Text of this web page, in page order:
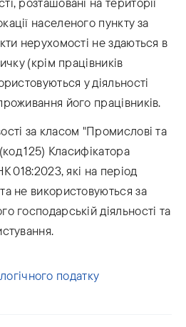
населеного пункту за
нерухомості не здаються в
(крім працівників
у діяльності
його працівників.
за класом "Промислові та
125) Класифікатора
018:2023, які на період
не використовуються за
господарській діяльності та
податку